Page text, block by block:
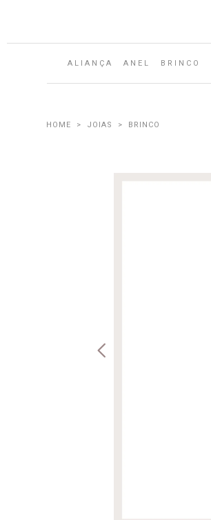
ALIANÇA ANEL BRINCO
JOIAS BRINCO